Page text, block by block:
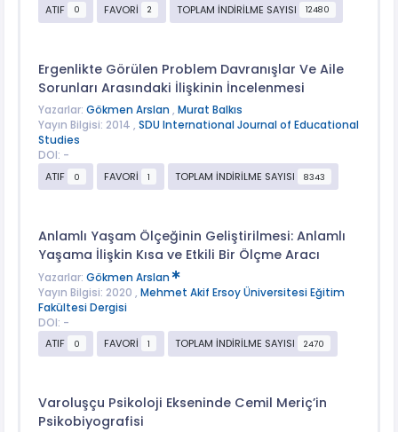
ATIF
0 FAVORİ 2 TOPLAM İNDİRİLME SAYISI 12480
Ergenlikte Görülen Problem Davranışlar Ve Aile
Sorunları Arasındaki İlişkinin İncelenmesi
Yazarlar: Gökmen Arslan , Murat Balkıs
Yayın Bilgisi: 2014 , SDU International Journal of Educational
Studies
DOI: -
ATIF
0 FAVORİ 1 TOPLAM İNDİRİLME SAYISI 8343
Anlamlı Yaşam Ölçeğinin Geliştirilmesi: Anlamlı
Yaşama İlişkin Kısa ve Etkili Bir Ölçme Aracı
Yazarlar: Gökmen Arslan
Yayın Bilgisi: 2020 , Mehmet Akif Ersoy Üniversitesi Eğitim
Fakültesi Dergisi
DOI: -
ATIF
0 FAVORİ 1 TOPLAM İNDİRİLME SAYISI 2470
Varoluşçu Psikoloji Ekseninde Cemil Meriç’in
Psikobiyografisi